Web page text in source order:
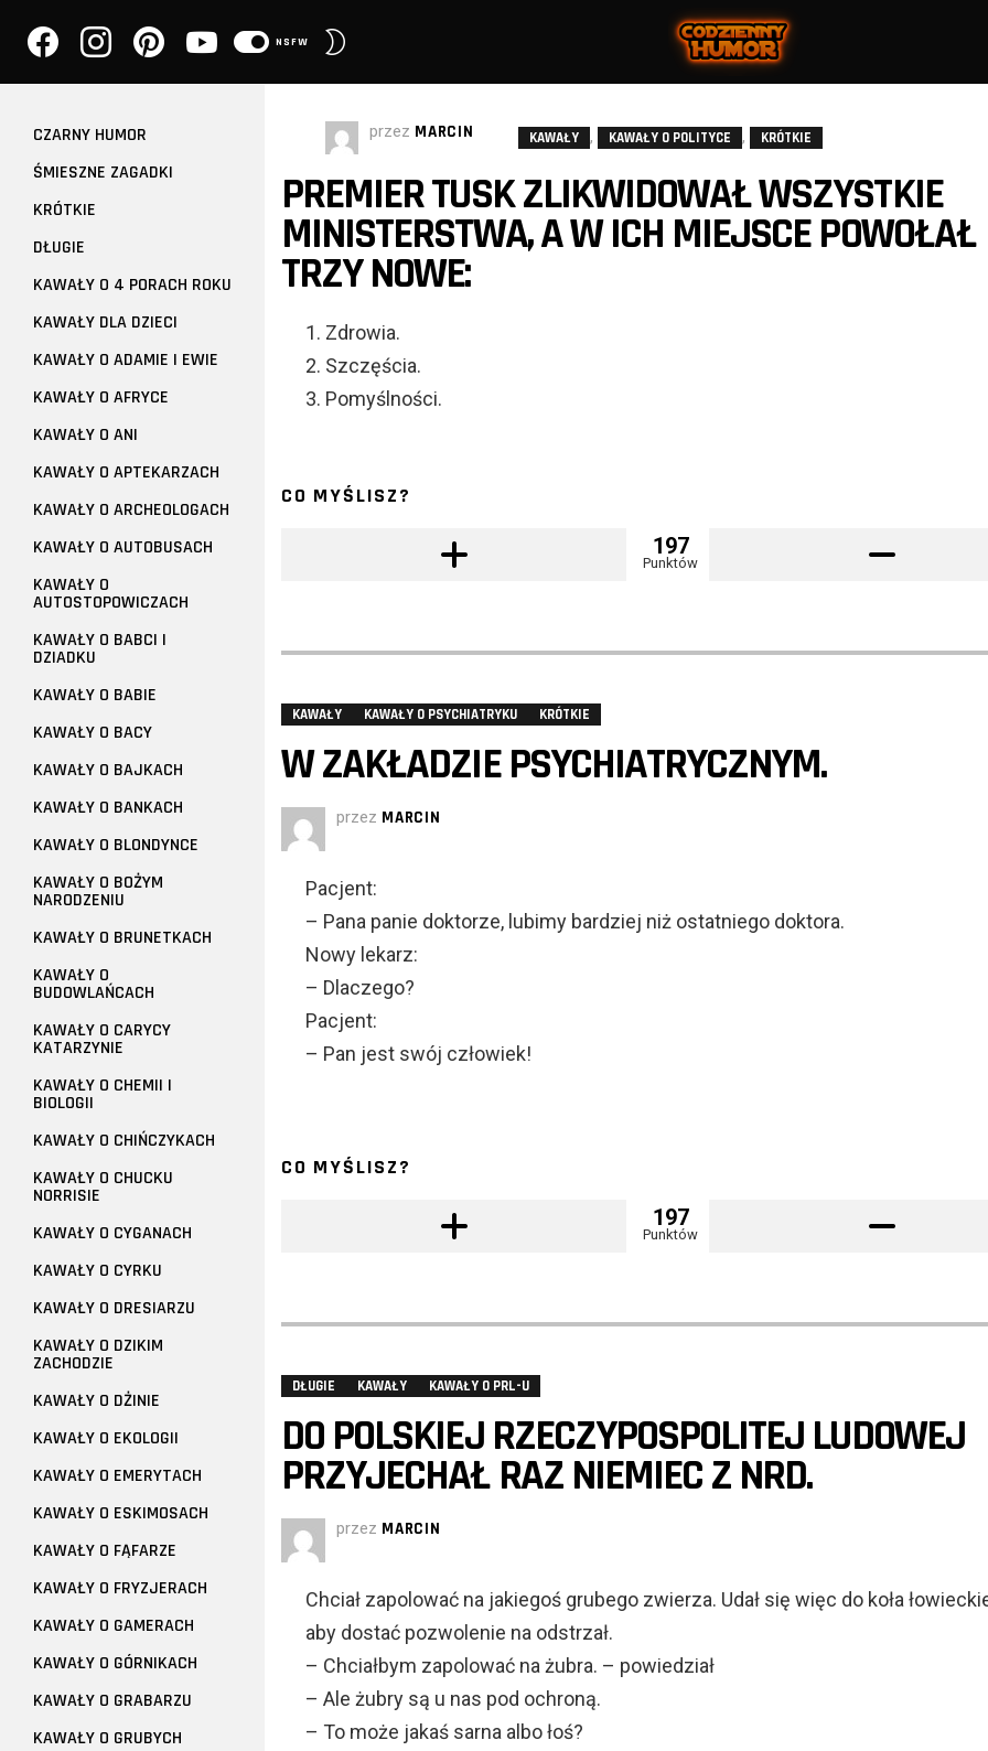
NSFW
przez MARCIN KAWAŁY , KAWAŁY O POLITYCE , KRÓTKIE
PREMIER TUSK ZLIKWIDOWAŁ WSZYSTKIE
MINISTERSTWA, A W ICH MIEJSCE POWOŁAŁ
TRZY NOWE:
1. Zdrowia.
2. Szczęścia.
3. Pomyślności.
CO MYŚLISZ?
197
Punktów
KAWAŁY KAWAŁY O PSYCHIATRYKU KRÓTKIE
W ZAKŁADZIE PSYCHIATRYCZNYM.
przez MARCIN
Pacjent:
– Pana panie doktorze, lubimy bardziej niż ostatniego doktora.
Nowy lekarz:
– Dlaczego?
Pacjent:
– Pan jest swój człowiek!
CO MYŚLISZ?
197
Punktów
DŁUGIE KAWAŁY KAWAŁY O PRL-U
DO POLSKIEJ RZECZYPOSPOLITEJ LUDOWEJ
PRZYJECHAŁ RAZ NIEMIEC Z NRD.
przez MARCIN
Chciał zapolować na jakiegoś grubego zwierza. Udał się więc do koła
aby dostać pozwolenie na odstrzał.
– Chciałbym zapolować na żubra. – powiedział
– Ale żubry są u nas pod ochroną.
– To może jakaś sarna albo łoś?
CZARNY HUMOR
ŚMIESZNE ZAGADKI
KRÓTKIE
DŁUGIE
KAWAŁY O 4 PORACH ROKU
KAWAŁY DLA DZIECI
KAWAŁY O ADAMIE I EWIE
KAWAŁY O AFRYCE
KAWAŁY O ANI
KAWAŁY O APTEKARZACH
KAWAŁY O ARCHEOLOGACH
KAWAŁY O AUTOBUSACH
KAWAŁY O
AUTOSTOPOWICZACH
KAWAŁY O BABCI I
DZIADKU
KAWAŁY O BABIE
KAWAŁY O BACY
KAWAŁY O BAJKACH
KAWAŁY O BANKACH
KAWAŁY O BLONDYNCE
KAWAŁY O BOŻYM
NARODZENIU
KAWAŁY O BRUNETKACH
KAWAŁY O
BUDOWLAŃCACH
KAWAŁY O CARYCY
KATARZYNIE
KAWAŁY O CHEMII I
BIOLOGII
KAWAŁY O CHIŃCZYKACH
KAWAŁY O CHUCKU
NORRISIE
KAWAŁY O CYGANACH
KAWAŁY O CYRKU
KAWAŁY O DRESIARZU
KAWAŁY O DZIKIM
ZACHODZIE
KAWAŁY O DŻINIE
KAWAŁY O EKOLOGII
KAWAŁY O EMERYTACH
KAWAŁY O ESKIMOSACH
KAWAŁY O FĄFARZE
KAWAŁY O FRYZJERACH
KAWAŁY O GAMERACH
KAWAŁY O GÓRNIKACH
KAWAŁY O GRABARZU
KAWAŁY O GRUBYCH